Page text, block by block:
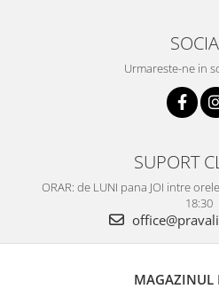
Urmareste-ne in
SUPORT
ORAR: de LUNI pana JOI intre
18:30
MAGAZINUL